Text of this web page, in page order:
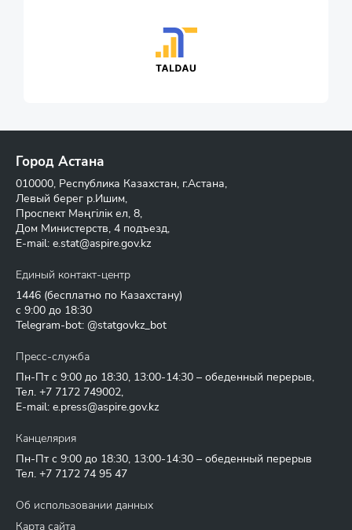
Город Астана
010000, Республика Казахстан, г.Астана,
Левый берег р.Ишим,
Проспект Мәңгілік ел, 8,
Дом Министерств, 4 подъезд,
E-mail: e.stat@aspire.gov.kz
Единый контакт-центр
1446 (бесплатно по Казахстану)
с 9:00 до 18:30
Telegram-bot: @statgovkz_bot
Пресс-служба
Пн-Пт с 9:00 до 18:30, 13:00-14:30 – обеденный перерыв,
Тел. +7 7172 749002,
E-mail: e.press@aspire.gov.kz
Канцелярия
Пн-Пт с 9:00 до 18:30, 13:00-14:30 – обеденный перерыв
Тел. +7 7172 74 95 47
Об использовании данных
Карта сайта